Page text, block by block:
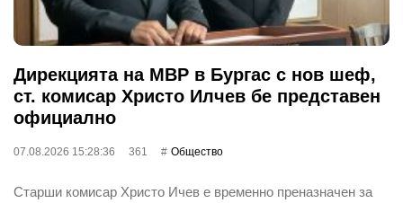
Дирекцията на МВР в Бургас с нов шеф,
ст. комисар Христо Илчев бе представен
официално
07.08.2026 15:28:36 361 Общество
Старши комисар Христо Ичев е временно преназначен за